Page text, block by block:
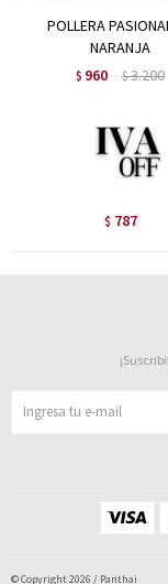
POLLERA
NARANJA
$ 960 $3.200
$ 787
© Copyright 2026 / Panthai